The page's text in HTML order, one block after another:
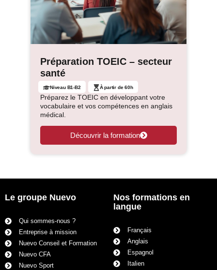
Préparation TOEIC – secteur
santé
Niveau B1-B2 À partir de 60h
Préparez le TOEIC en développant votre
vocabulaire et vos compétences en anglais
médical.
Découvrir la formation
Le groupe Nuevo
Qui sommes-nous ?
Entreprise à mission
Nuevo Conseil et Formation
Nuevo CFA
Nuevo Sport
Nos formations en
langue
Français
Anglais
Espagnol
Italien